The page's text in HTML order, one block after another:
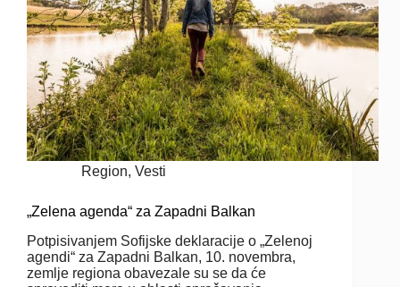
Region, Vesti
„Zelena agenda“ za Zapadni Balkan
Potpisivanjem Sofijske deklaracije o „Zelenoj
agendi“ za Zapadni Balkan, 10. novembra,
zemlje regiona obavezale su se da će